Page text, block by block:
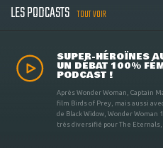
LES PODCASTS TOUT VOIR
SUPER-HÉROÏNES
UN DÉBAT 100%
PODCAST !
Après Wonder Woman, Captain
film Birds of Prey, mais aussi
de Black Widow, Wonder Woman
très diversifié pour The Eternals,